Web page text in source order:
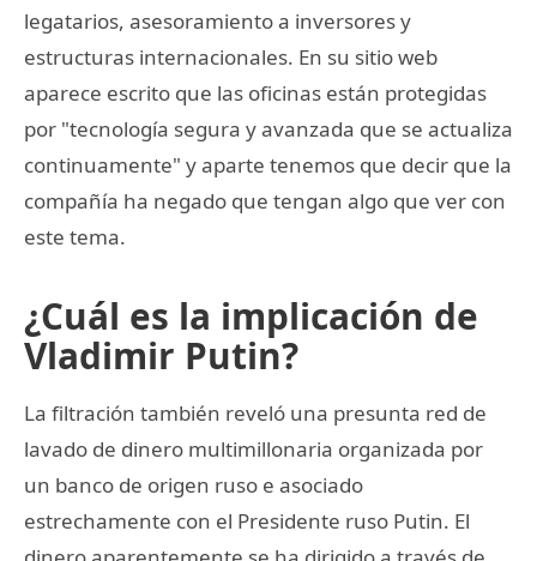
legatarios, asesoramiento a inversores y
estructuras internacionales. En su sitio web
aparece escrito que las oficinas están protegidas
por "tecnología segura y avanzada que se actualiza
continuamente" y aparte tenemos que decir que la
compañía ha negado que tengan algo que ver con
este tema.
¿Cuál es la implicación de
Vladimir Putin?
La filtración también reveló una presunta red de
lavado de dinero multimillonaria organizada por
un banco de origen ruso e asociado
estrechamente con el Presidente ruso Putin. El